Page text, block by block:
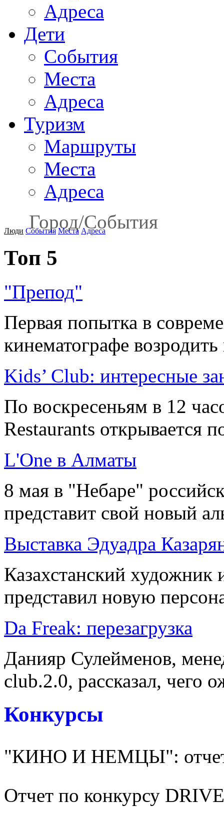
Адреса
Дети
События
Места
Адреса
Туризм
Маршруты
Места
Адреса
Город/События
Люди События Места Адреса
Топ 5
"Препод"
Первая попытка в
кинематографе
Kids’ Club: интересные
По воскресеньям в 12
Restaurants открывается
L'One в Алматы
8 мая в "Небаре"
представит свой новый
Выставка Эдуадра
Казахстанский художник
представил новую
Da Freak: перезагрузка
Данияр Сулейменов,
club.2.0, рассказал, чего
Конкурсы
"КИНО И НЕМЦЫ": отчет
Отчет по конкурсу